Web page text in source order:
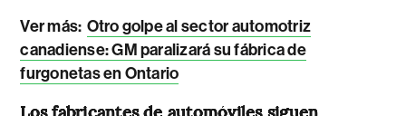
Ver más: Otro golpe al sector automotriz
canadiense: GM paralizará su fábrica de
furgonetas en Ontario
Los fabricantes de automóviles siguen